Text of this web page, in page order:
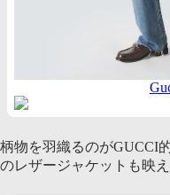
柄物を羽織るのがGUCCI
のレザージャケットも映